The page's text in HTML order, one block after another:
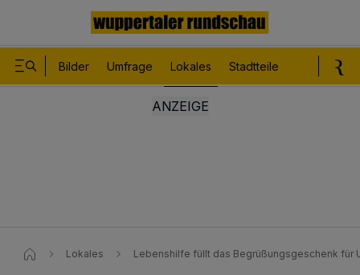
Bilder Umfrage Lokales Stadtteile
Lokales Lebenshilfe füllt das Begrüßungsgeschenk für